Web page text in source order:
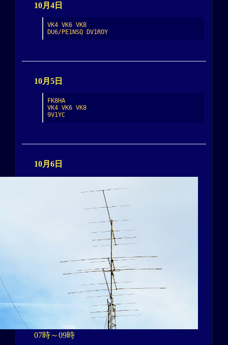
10月4日
VK4 VK6 VK8
DU6/PE1NSQ DV1ROY
10月5日
FK8HA
VK4 VK6 VK8
9V1YC
10月6日
07時～09時